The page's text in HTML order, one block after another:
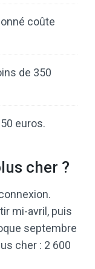
coûte
de 350
euros.
cher ?
mi-avril, puis
septembre
cher : 2 600